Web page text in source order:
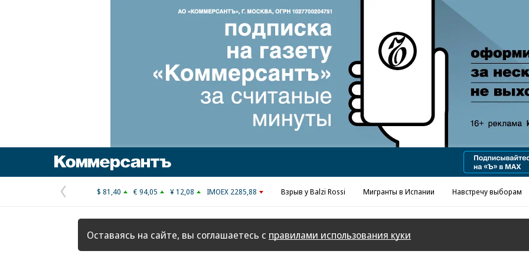
Реклама в «Ъ» www.kommersant.ru/ad
Предыдущая
страница
$ 81,40 € 94,05 ¥ 12,08 IMOEX 2285,88 Взрыв у Balzi Rossi Мигранты в Испании Навстречу выборам
Оставаясь на сайте, вы соглашаетесь с правилами использования куки